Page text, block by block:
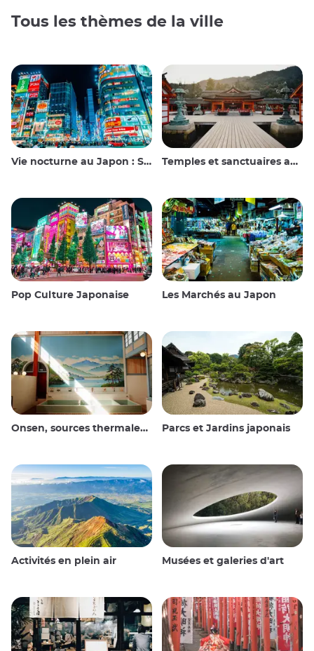
Tous les thèmes de la ville
Vie nocturne au Japon : Sortir, voir et boire Temples et sanctuaires au Japon
Pop Culture Japonaise Les Marchés au Japon
Onsen, sources thermales et bains publics Parcs et Jardins japonais
Activités en plein air Musées et galeries d'art